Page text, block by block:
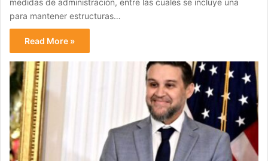
para mantener estructuras…
Read More »